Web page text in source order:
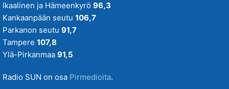
Ikaalinen ja Hämeenkyrö 96,3
Kankaanpään seutu 106,7
Parkanon seutu 91,7
Tampere 107,8
Ylä-Pirkanmaa 91,5
Radio SUN on osa Pirmedioita.